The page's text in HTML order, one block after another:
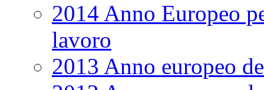
2014 Anno Europeo
lavoro
2013 Anno europeo